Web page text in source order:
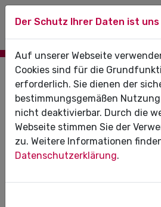
Zugangsgeschützter
Um Zugang zu erhalten, melden
YubiKey oder Ihrem eHBA an.
Benutzername:
Der Schutz Ihrer Daten ist
Auf unserer Webseite
Cookies sind für die
erforderlich. Sie dienen der
bestimmungsgemäßen
nicht deaktivierbar. Durch die
Webseite stimmen Sie der
zu. Weitere Informationen
Datenschutzerklärung.